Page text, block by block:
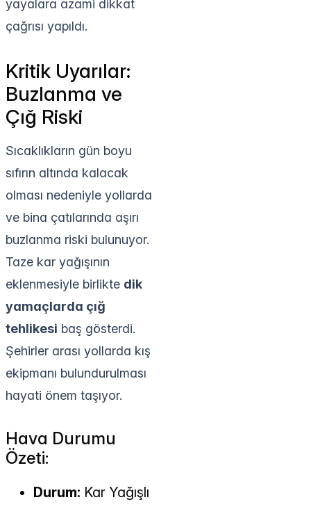
yayalara azami dikkat
çağrısı yapıldı.
Kritik Uyarılar:
Buzlanma ve
Çığ Riski
Sıcaklıkların gün boyu
sıfırın altında kalacak
olması nedeniyle yollarda
ve bina çatılarında aşırı
buzlanma riski bulunuyor.
Taze kar yağışının
eklenmesiyle birlikte dik
yamaçlarda çığ
tehlikesi baş gösterdi.
Şehirler arası yollarda kış
ekipmanı bulundurulması
hayati önem taşıyor.
Hava Durumu
Özeti:
Durum: Kar Yağışlı